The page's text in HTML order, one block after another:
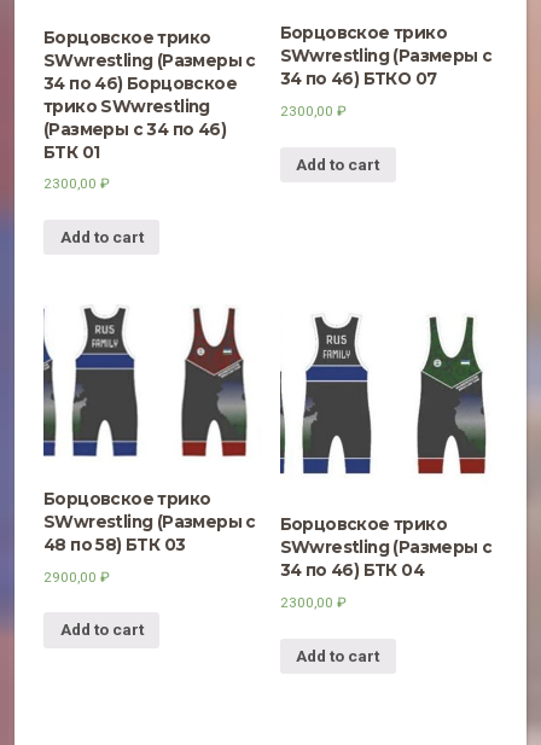
Борцовское трико
SWwrestling (Размеры с
34 по 46) Борцовское
трико SWwrestling
(Размеры с 34 по 46)
БТК 01
2300,00 ₽
Add to cart
Борцовское трико
SWwrestling (Размеры с
34 по 46) БТКО 07
2300,00 ₽
Add to cart
Борцовское трико
SWwrestling (Размеры с
48 по 58) БТК 03
2900,00 ₽
Add to cart
Борцовское трико
SWwrestling (Размеры с
34 по 46) БТК 04
2300,00 ₽
Add to cart